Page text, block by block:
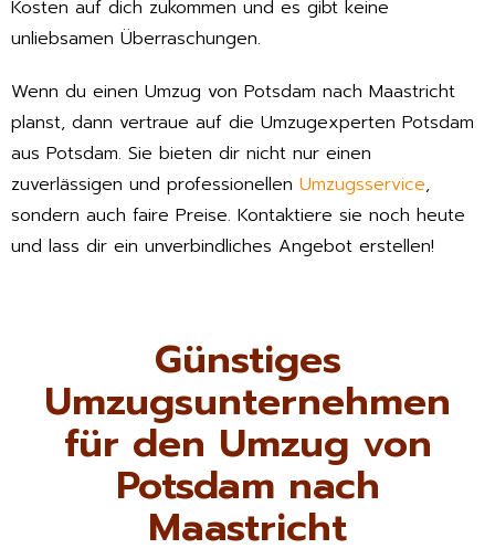
Kosten auf dich zukommen und es gibt keine
unliebsamen Überraschungen.
Wenn du einen Umzug von Potsdam nach Maastricht
planst, dann vertraue auf die Umzugexperten Potsdam
aus Potsdam. Sie bieten dir nicht nur einen
zuverlässigen und professionellen Umzugsservice,
sondern auch faire Preise. Kontaktiere sie noch heute
und lass dir ein unverbindliches Angebot erstellen!
Günstiges
Umzugsunternehmen
für den Umzug von
Potsdam nach
Maastricht